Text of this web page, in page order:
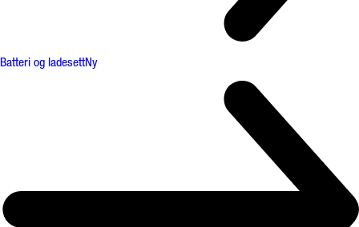
Batteri og ladesettNy